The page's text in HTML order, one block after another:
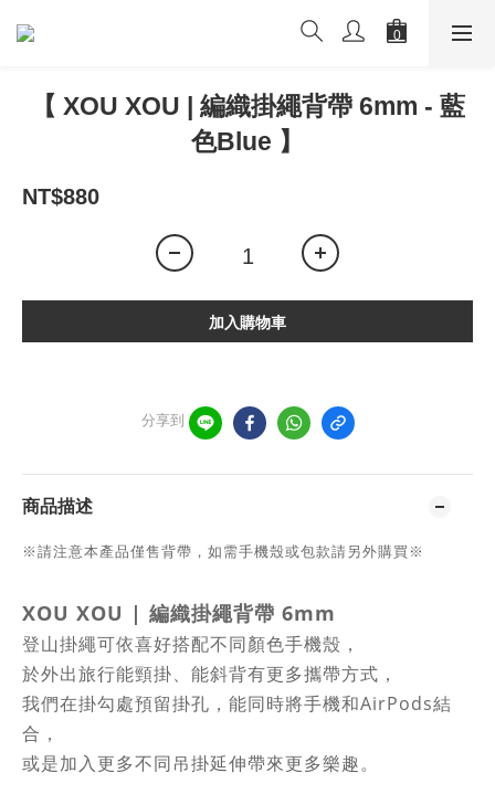
【 XOU XOU | 編織掛繩背帶 6mm - 藍
色Blue 】
NT$880
加入購物車
分享到
商品描述
※請注意本產品僅售背帶，如需手機殼或包款請另外購買※
XOU XOU | 編織掛繩背帶 6mm
登山掛繩可依喜好搭配不同顏色手機殼，
於外出旅行能頸掛、能斜背有更多攜帶方式，
我們在掛勾處預留掛孔，能同時將手機和AirPods結
合，
或是加入更多不同吊掛延伸帶來更多樂趣。